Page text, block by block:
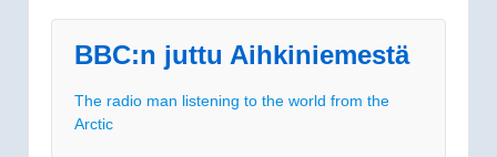
BBC:n juttu Aihkiniemestä
The radio man listening to the world from the
Arctic